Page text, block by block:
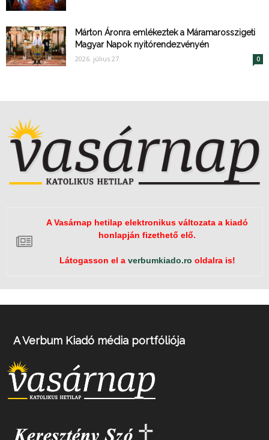
Márton Áronra emlékeztek a Máramarosszigeti
Magyar Napok nyitórendezvényén
2026. július 27. 0
A Vasárnap hetilap elektronikus változata a kiadó
honlapján fizethető elő.
Látogasson el a verbumkiado.ro oldalra is!
A Verbum Kiadó média portfóliója